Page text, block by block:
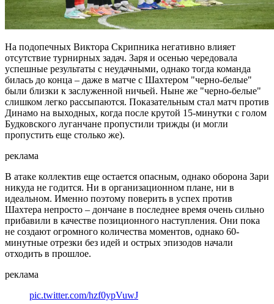
На подопечных Виктора Скрипника негативно влияет
отсутствие турнирных задач. Заря и осенью чередовала
успешные результаты с неудачными, однако тогда команда
билась до конца – даже в матче с Шахтером "черно-белые"
были близки к заслуженной ничьей. Ныне же "черно-белые"
слишком легко рассыпаются. Показательным стал матч против
Динамо на выходных, когда после крутой 15-минутки с голом
Будковского луганчане пропустили трижды (и могли
пропустить еще столько же).
реклама
В атаке коллектив еще остается опасным, однако оборона Зари
никуда не годится. Ни в организационном плане, ни в
идеальном. Именно поэтому поверить в успех против
Шахтера непросто – дончане в последнее время очень сильно
прибавили в качестве позиционного наступления. Они пока
не создают огромного количества моментов, однако 60-
минутные отрезки без идей и острых эпизодов начали
отходить в прошлое.
реклама
pic.twitter.com/hzf0ypVuwJ